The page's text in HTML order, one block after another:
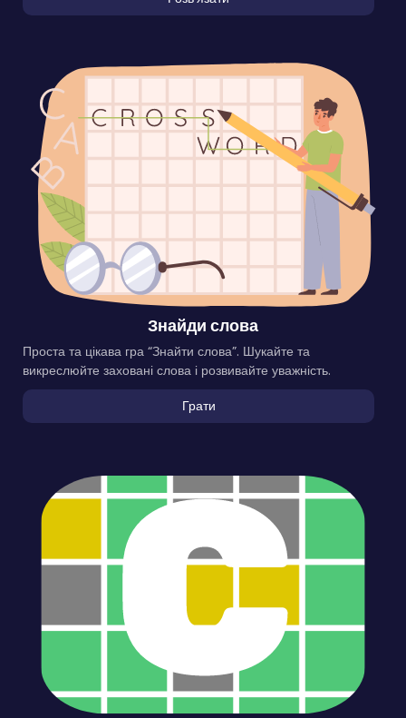
Знайди слова
Проста та цікава гра “Знайти слова”. Шукайте та
викреслюйте заховані слова і розвивайте уважність.
Грати